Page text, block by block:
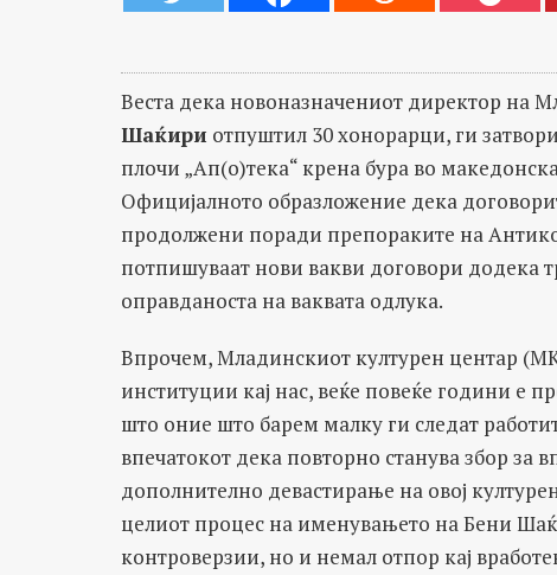
Веста дека новоназначениот директор на
Шаќири отпуштил 30 хонорарци, ги
плочи „Ап(о)тека“ крена бура во
Официјалното образложение дека
продолжени поради препораките на
потпишуваат нови вакви договори додека
оправданоста на ваквата одлука.
Впрочем, Младинскиот културен центар
институции кај нас, веќе повеќе години е
што оние што барем малку ги следат
впечатокот дека повторно станува збор за
дополнително девастирање на овој
целиот процес на именувањето на Бени
контроверзии, но и немал отпор кај